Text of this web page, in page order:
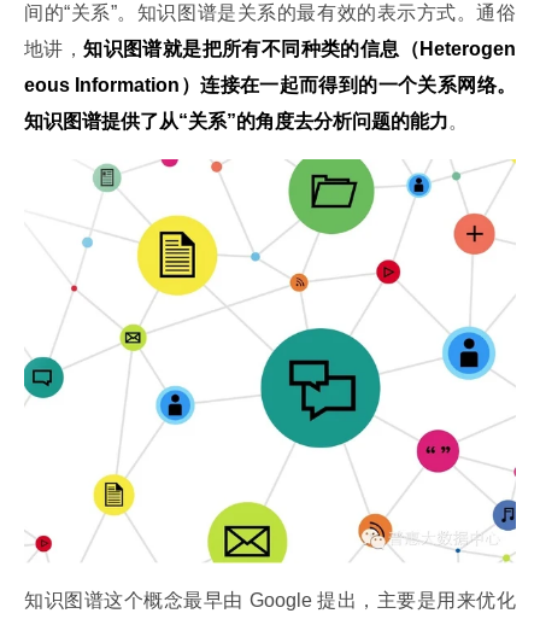
间的“关系”。知识图谱是关系的最有效的表示方式。通俗
地讲，知识图谱就是把所有不同种类的信息（Heterogen
eous Information）连接在一起而得到的一个关系网络。
知识图谱提供了从“关系”的角度去分析问题的能力。
知识图谱这个概念最早由 Google 提出，主要是用来优化